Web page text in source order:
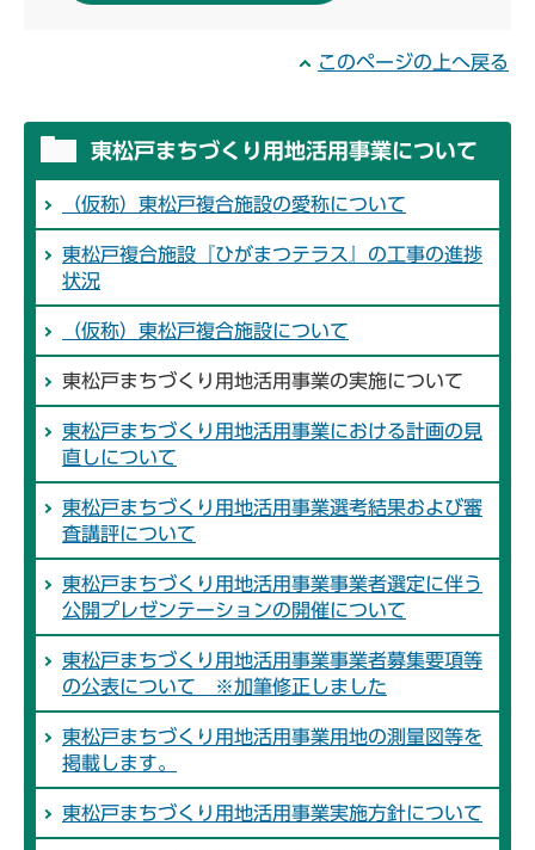
このページの上へ戻る
東松戸まちづくり用地活用事業について
（仮称）東松戸複合施設の愛称について
東松戸複合施設『ひがまつテラス』の工事の進捗
状況
（仮称）東松戸複合施設について
東松戸まちづくり用地活用事業の実施について
東松戸まちづくり用地活用事業における計画の見
直しについて
東松戸まちづくり用地活用事業選考結果および審
査講評について
東松戸まちづくり用地活用事業事業者選定に伴う
公開プレゼンテーションの開催について
東松戸まちづくり用地活用事業事業者募集要項等
の公表について ※加筆修正しました
東松戸まちづくり用地活用事業用地の測量図等を
掲載します。
東松戸まちづくり用地活用事業実施方針について